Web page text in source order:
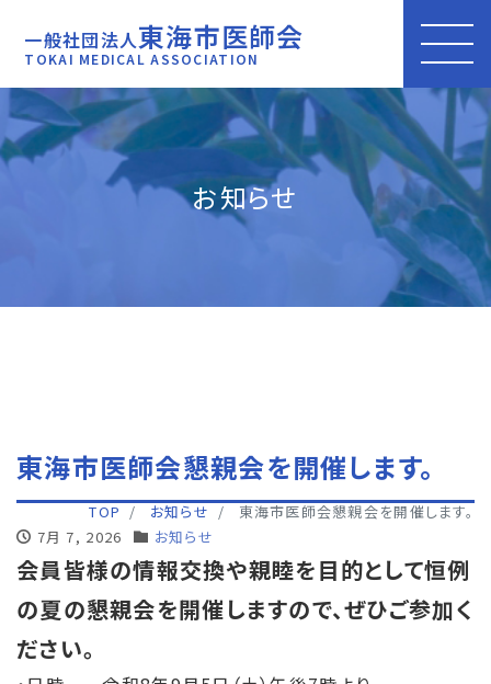
一般社団法人東海市医師会
TOKAI MEDICAL ASSOCIATION
お知らせ
東海市医師会懇親会を開催します。
TOP お知らせ
東海市医師会懇親会を開催します。
7月 7, 2026
お知らせ
会員皆様の情報交換や親睦を目的として恒例
の夏の懇親会を開催しますので、ぜひご参加く
ださい。